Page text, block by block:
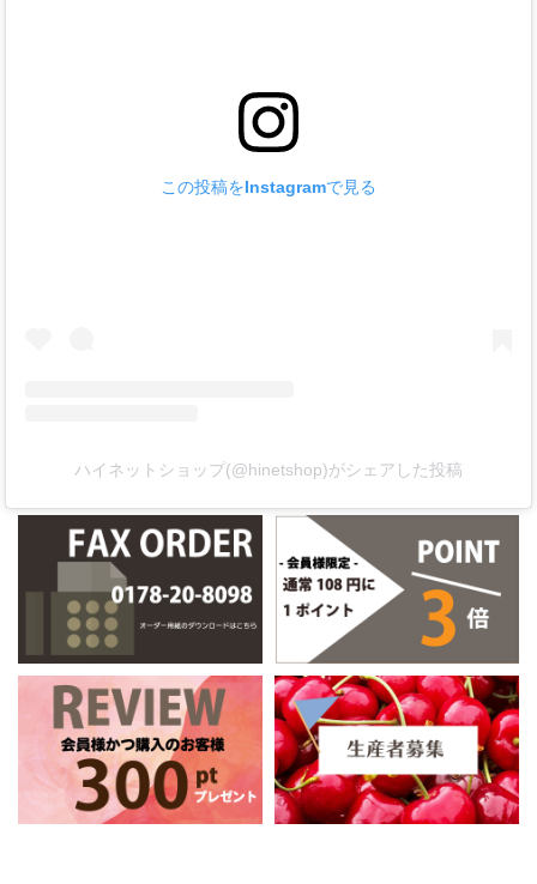
この投稿をInstagramで見る
ハイネットショップ(@hinetshop)がシェアした投稿